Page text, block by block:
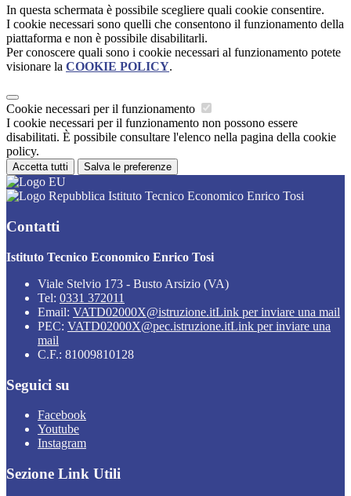
In questa schermata è possibile scegliere quali cookie consentire.
I cookie necessari sono quelli che consentono il funzionamento della
piattaforma e non è possibile disabilitarli.
Per conoscere quali sono i cookie necessari al funzionamento potete
visionare la COOKIE POLICY.
Cookie necessari per il funzionamento
I cookie necessari per il funzionamento non possono essere
disabilitati. È possibile consultare l'elenco nella pagina della cookie
policy.
Accetta tutti Salva le preferenze
Istituto Tecnico Economico Enrico Tosi
Contatti
Istituto Tecnico Economico Enrico Tosi
Viale Stelvio 173 - Busto Arsizio (VA)
Tel: 0331 372011
Email: VATD02000X@istruzione.itLink per inviare una mail
PEC: VATD02000X@pec.istruzione.itLink per inviare una
mail
C.F.: 81009810128
Seguici su
Facebook
Youtube
Instagram
Sezione Link Utili